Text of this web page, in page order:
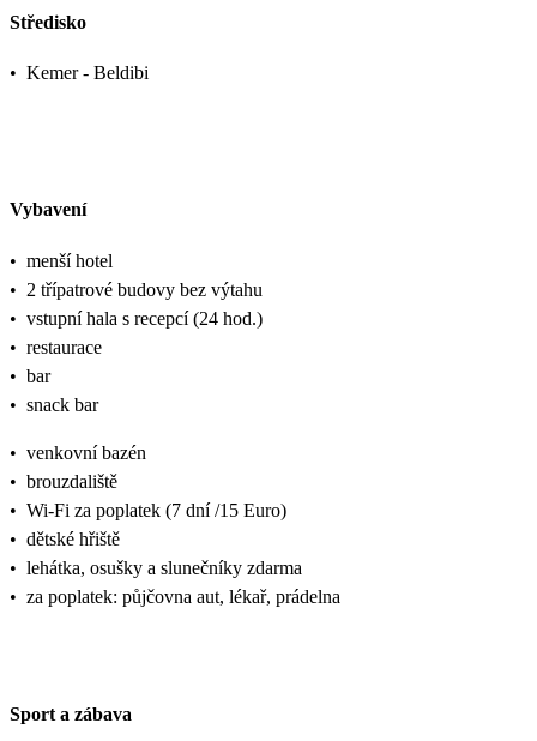
Středisko
• Kemer - Beldibi
Vybavení
• menší hotel
• 2 třípatrové budovy bez výtahu
• vstupní hala s recepcí (24 hod.)
• restaurace
• bar
• snack bar
• venkovní bazén
• brouzdaliště
• Wi-Fi za poplatek (7 dní /15 Euro)
• dětské hřiště
• lehátka, osušky a slunečníky zdarma
• za poplatek: půjčovna aut, lékař, prádelna
Sport a zábava